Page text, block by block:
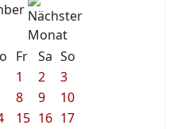
Fr Sa So
1
2
3
8 9
10
15 16 17